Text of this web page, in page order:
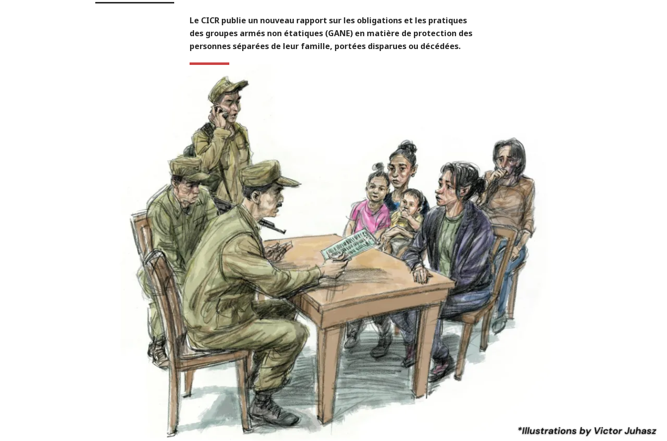
Le CICR publie un nouveau rapport sur les obligations et les pratiques
des groupes armés non étatiques (GANE) en matière de protection des
personnes séparées de leur famille, portées disparues ou décédées.